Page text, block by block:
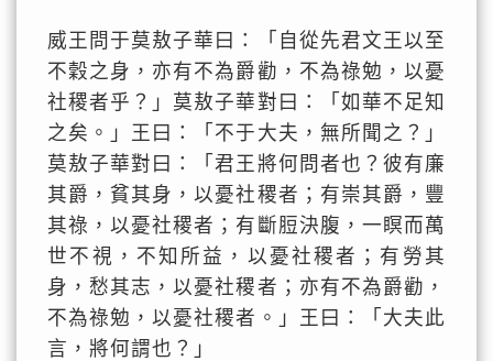
威王問于莫敖子華曰：「自從先君文王以至
不穀之身，亦有不為爵勸，不為祿勉，以憂
社稷者乎？」莫敖子華對曰：「如華不足知
之矣。」王曰：「不于大夫，無所聞之？」
莫敖子華對曰：「君王將何問者也？彼有廉
其爵，貧其身，以憂社稷者；有崇其爵，豐
其祿，以憂社稷者；有斷脰決腹，一瞑而萬
世不視，不知所益，以憂社稷者；有勞其
身，愁其志，以憂社稷者；亦有不為爵勸，
不為祿勉，以憂社稷者。」王曰：「大夫此
言，將何謂也？」